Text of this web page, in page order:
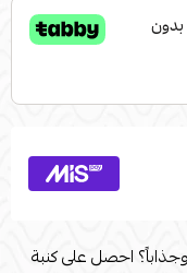
احصل على كنبة